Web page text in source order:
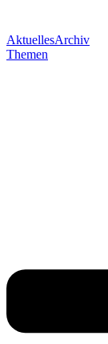
AktuellesArchiv
Themen